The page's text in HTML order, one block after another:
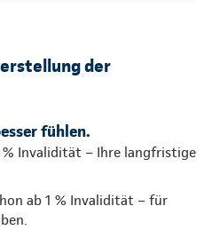
der
fühlen.
Invalidität – Ihre langfristige
ab 1 % Invalidität – für